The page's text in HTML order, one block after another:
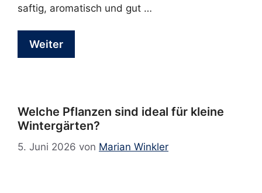
saftig, aromatisch und gut …
Weiter
Welche Pflanzen sind ideal für kleine
Wintergärten?
5. Juni 2026 von Marian Winkler